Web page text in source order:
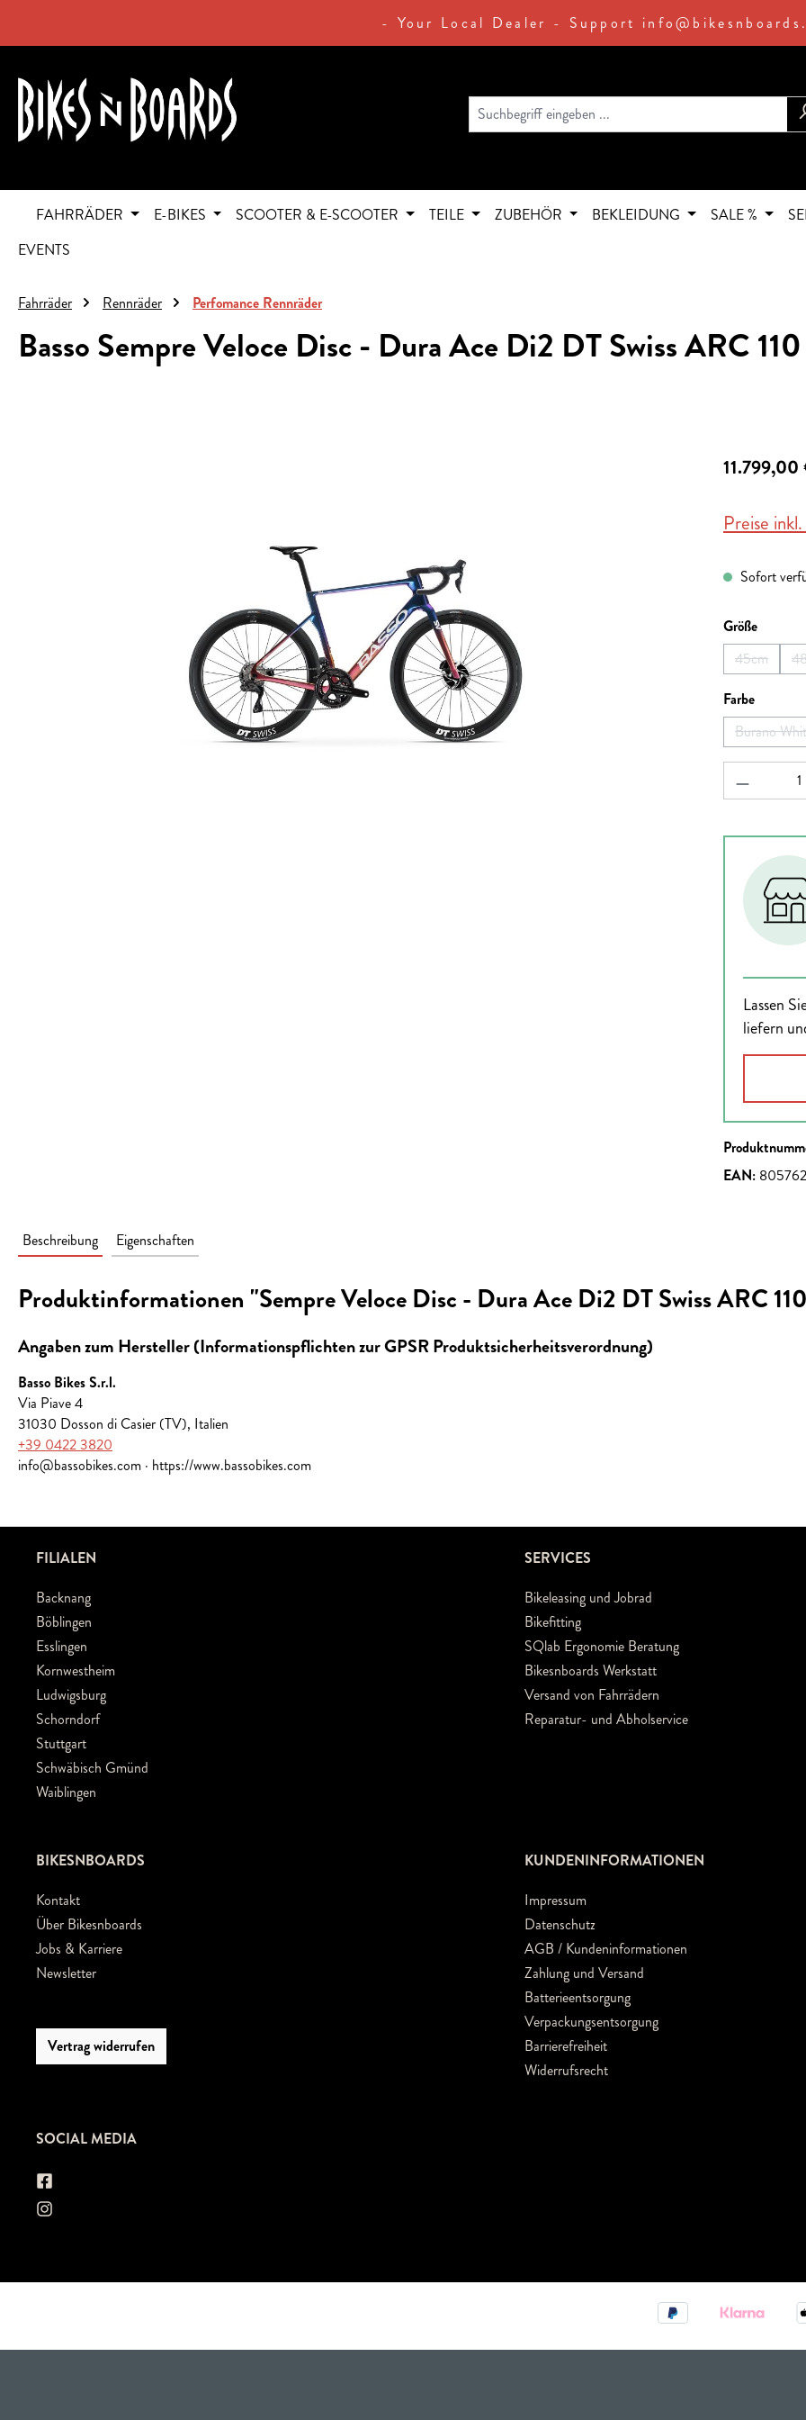
- Your Local Dealer - Support
FAHRRÄDER E-BIKES SCOOTER & E-SCOOTER TEILE ZUBEHÖR BEKLEIDUNG SALE %
EVENTS
Fahrräder Rennräder Perfomance Rennräder
Basso Sempre Veloce Disc - Dura Ace Di2 DT Swiss ARC 110
Preise
Sofort
Größe
45cm
(Diese
Farbe
Burano
Lassen
liefern
EAN:
Beschreibung Eigenschaften
Produktinformationen "Sempre Veloce Disc - Dura Ace Di2 DT Swiss ARC
Angaben zum Hersteller (Informationspflichten zur GPSR Produktsicherheitsverordnung)
Basso Bikes S.r.l.
Via Piave 4
31030 Dosson di Casier (TV), Italien
+39 0422 3820
info@bassobikes.com · https://www.bassobikes.com
FILIALEN
Backnang
Böblingen
Esslingen
Kornwestheim
Ludwigsburg
Schorndorf
Stuttgart
Schwäbisch Gmünd
Waiblingen
SERVICES
Bikeleasing und Jobrad
Bikefitting
SQlab Ergonomie Beratung
Bikesnboards Werkstatt
Versand von Fahrrädern
Reparatur- und Abholservice
BIKESNBOARDS
Kontakt
Über Bikesnboards
Jobs & Karriere
Newsletter
Vertrag widerrufen
KUNDENINFORMATIONEN
Impressum
Datenschutz
AGB / Kundeninformationen
Zahlung und Versand
Batterieentsorgung
Verpackungsentsorgung
Barrierefreiheit
Widerrufsrecht
SOCIAL MEDIA